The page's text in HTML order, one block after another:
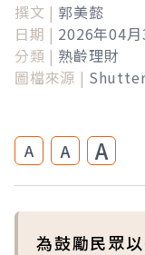
撰文 | 郭美懿
日期 | 2026年04月
分類 | 熟齡理財
圖檔來源 |
A A A
為鼓勵民眾